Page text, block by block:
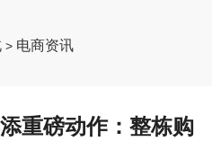
> 电商资讯
重磅动作：整栋购